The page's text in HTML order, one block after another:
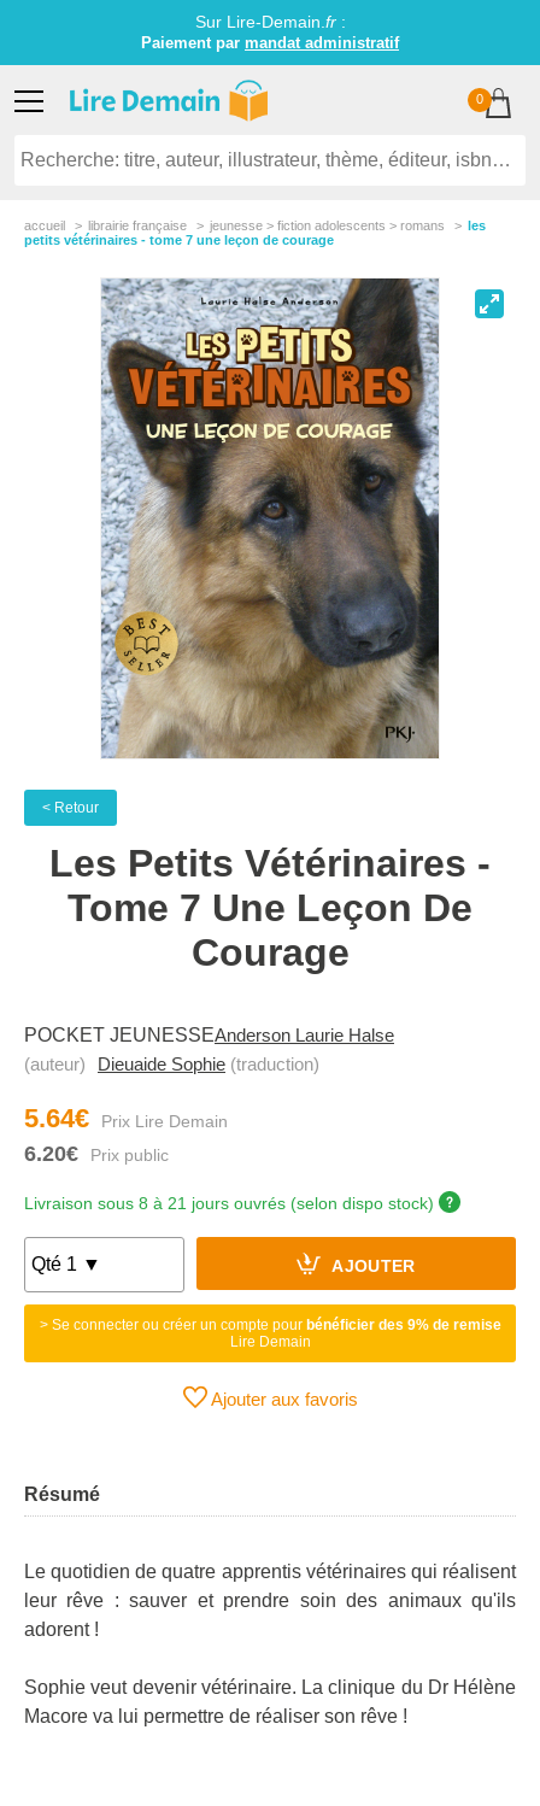
Sur Lire-Demain. fr:
Paiement par mandat administratif
0
accueil librairie française jeunesse > fiction adolescents > romans
les
petits vétérinaires - tome 7 une leçon de courage
< Retour
Les Petits Vétérinaires -
Tome 7 Une Leçon De
Courage
POCKET JEUNESSEAnderson Laurie Halse
(auteur)
Dieuaide Sophie (traduction)
5.64€
6.20€
Livraison sous 8 à 21 jours ouvrés (selon dispo stock)
AJOUTER
> Se connecter ou créer un compte pour bénéficier des 9% de remise
Lire Demain
Ajouter aux favoris
Résumé
Le quotidien de quatre apprentis vétérinaires qui réalisent
leur rêve : sauver et prendre soin des animaux qu'ils
adorent !
Sophie veut devenir vétérinaire. La clinique du Dr Hélène
Macore va lui permettre de réaliser son rêve !